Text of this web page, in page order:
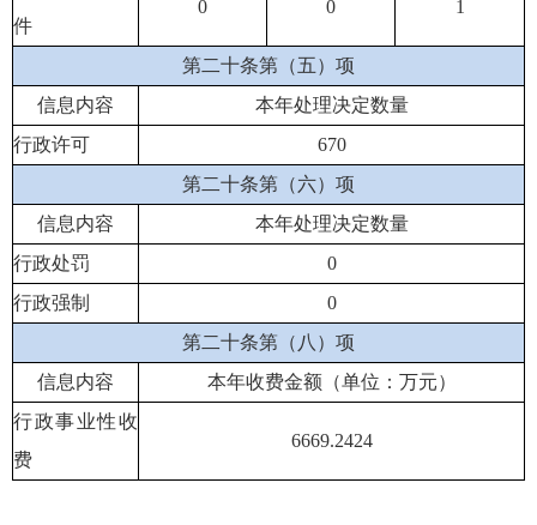
件
0 0 1
第二十条第（五）项
信息内容
本年处理决定数量
行政许可
670
第二十条第（六）项
信息内容
本年处理决定数量
行政处罚
0
行政强制
0
第二十条第（八）项
信息内容
本年收费金额（单位：万元）
行政事业性收
费
6669.2424